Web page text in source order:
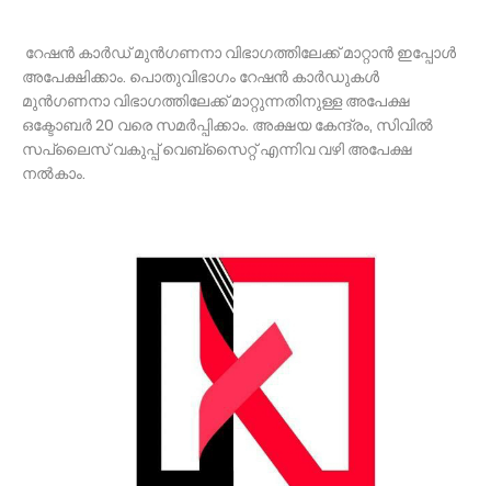
റേഷന്‍ കാര്‍ഡ് മുന്‍ഗണനാ വിഭാഗത്തിലേക്ക് മാറ്റാൻ ഇപ്പോൾ
അപേക്ഷിക്കാം. പൊതുവിഭാഗം റേഷന്‍ കാര്‍ഡുകള്‍
മുന്‍ഗണനാ വിഭാഗത്തിലേക്ക് മാറ്റുന്നതിനുള്ള അപേക്ഷ
ഒക്ടോബർ 20 വരെ സമര്‍പ്പിക്കാം. അക്ഷയ കേന്ദ്രം, സിവില്‍
സപ്ലൈസ് വകുപ്പ് വെബ്സൈറ്റ് എന്നിവ വഴി അപേക്ഷ
നല്‍കാം.